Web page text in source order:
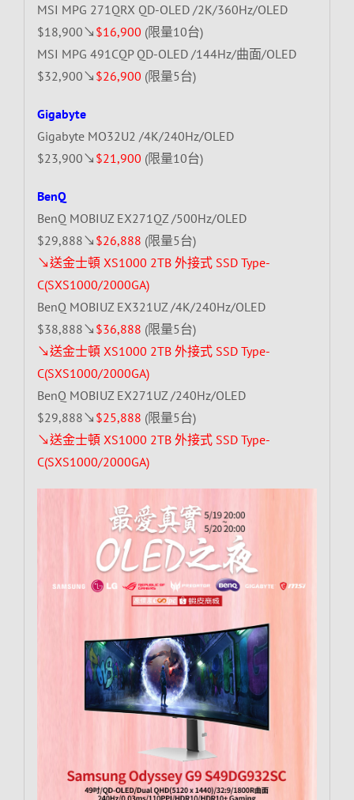
MSI MPG 271QRX QD-OLED /2K/360Hz/OLED
$18,900↘ $16,900 (限量10台)
MSI MPG 491CQP QD-OLED /144Hz/曲面/OLED
$32,900↘ $26,900 (限量5台)
Gigabyte
Gigabyte MO32U2 /4K/240Hz/OLED
$23,900↘ $21,900 (限量10台)
BenQ
BenQ MOBIUZ EX271QZ /500Hz/OLED
$29,888↘ $26,888 (限量5台)
↘送金士頓 XS1000 2TB 外接式 SSD Type-
C(SXS1000/2000GA)
BenQ MOBIUZ EX321UZ /4K/240Hz/OLED
$38,888↘ $36,888 (限量5台)
↘送金士頓 XS1000 2TB 外接式 SSD Type-
C(SXS1000/2000GA)
BenQ MOBIUZ EX271UZ /240Hz/OLED
$29,888↘ $25,888 (限量5台)
↘送金士頓 XS1000 2TB 外接式 SSD Type-
C(SXS1000/2000GA)